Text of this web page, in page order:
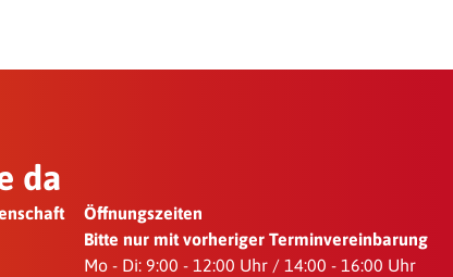
da
Öffnungszeiten
Bitte nur mit vorheriger Terminvereinbarung
Mo - Di: 9:00 - 12:00 Uhr / 14:00 - 16:00 Uhr